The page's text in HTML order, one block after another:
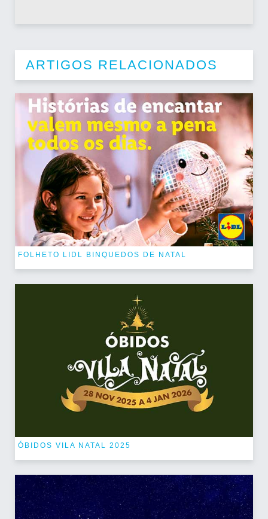
ARTIGOS RELACIONADOS
FOLHETO LIDL BINQUEDOS DE NATAL
ÓBIDOS VILA NATAL 2025